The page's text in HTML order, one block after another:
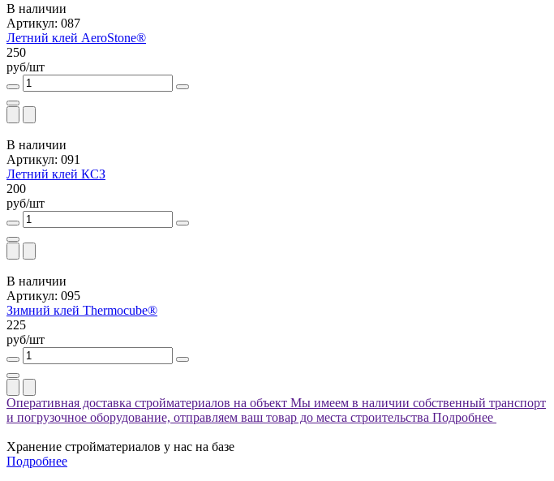
В наличии
Артикул: 087
Летний клей AeroStone®
250
руб/шт
В наличии
Артикул: 091
Летний клей КСЗ
200
руб/шт
В наличии
Артикул: 095
Зимний клей Thermocube®
225
руб/шт
Оперативная доставка стройматериалов на объект Мы имеем в наличии собственный транспорт
и погрузочное оборудование, отправляем ваш товар до места строительства Подробнее
Хранение стройматериалов у нас на базе
Подробнее